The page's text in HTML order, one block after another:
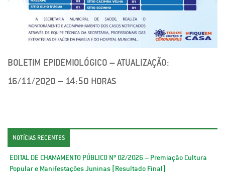
BOLETIM EPIDEMIOLÓGICO – ATUALIZAÇÃO:
16/11/2020 – 14:50 HORAS
NOTÍCIAS RECENTES
EDITAL DE CHAMAMENTO PÚBLICO Nº 02/2026 – Premiação Cultura
Popular e Manifestações Juninas [Resultado Final]